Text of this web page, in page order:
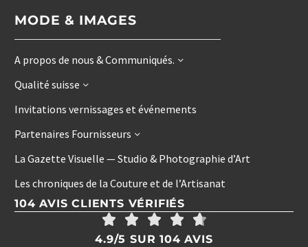
MODE & IMAGES
A propos de nous & Communiqués.
Qualité suisse
Invitations vernissages et événements
Partenaires Fournisseurs
La Gazette Visuelle — Studio & Photographie d’Art
Les chroniques de la Couture et de l’Artisanat
104 AVIS CLIENTS VÉRIFIÉS
4.9/5 SUR 104 AVIS